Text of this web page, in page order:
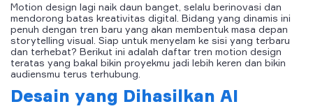
Motion design lagi naik daun banget, selalu berinovasi dan
mendorong batas kreativitas digital. Bidang yang dinamis ini
penuh dengan tren baru yang akan membentuk masa depan
storytelling visual. Siap untuk menyelam ke sisi yang terbaru
dan terhebat? Berikut ini adalah daftar tren motion design
teratas yang bakal bikin proyekmu jadi lebih keren dan bikin
audiensmu terus terhubung.
Desain yang Dihasilkan AI